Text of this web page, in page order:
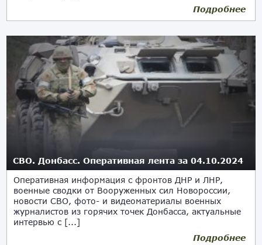
Подробнее
СВО. Донбасс. Оперативная лента за 04.10.2024
Оперативная информация с фронтов ДНР и ЛНР,
военные сводки от Вооруженных сил Новороссии,
новости СВО, фото- и видеоматериалы военных
журналистов из горячих точек Донбасса, актуальные
интервью с [...]
Подробнее